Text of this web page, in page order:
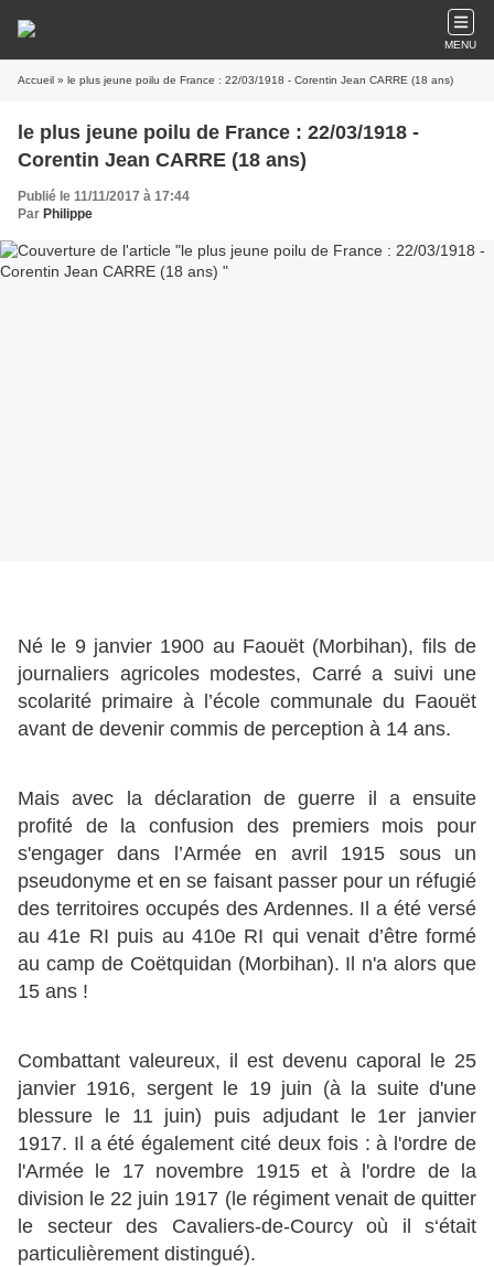
MENU
Accueil » le plus jeune poilu de France : 22/03/1918 - Corentin Jean CARRE (18 ans)
le plus jeune poilu de France : 22/03/1918 -
Corentin Jean CARRE (18 ans)
Publié le 11/11/2017 à 17:44
Par Philippe
Né le 9 janvier 1900 au Faouët (Morbihan), fils de
journaliers agricoles modestes, Carré a suivi une
scolarité primaire à l’école communale du Faouët
avant de devenir commis de perception à 14 ans.
Mais avec la déclaration de guerre il a ensuite
profité de la confusion des premiers mois pour
s'engager dans l’Armée en avril 1915 sous un
pseudonyme et en se faisant passer pour un réfugié
des territoires occupés des Ardennes. Il a été versé
au 41e RI puis au 410e RI qui venait d’être formé
au camp de Coëtquidan (Morbihan). Il n'a alors que
15 ans !
Combattant valeureux, il est devenu caporal le 25
janvier 1916, sergent le 19 juin (à la suite d'une
blessure le 11 juin) puis adjudant le 1er janvier
1917. Il a été également cité deux fois : à l'ordre de
l'Armée le 17 novembre 1915 et à l'ordre de la
division le 22 juin 1917 (le régiment venait de quitter
le secteur des Cavaliers-de-Courcy où il s‘était
particulièrement distingué).